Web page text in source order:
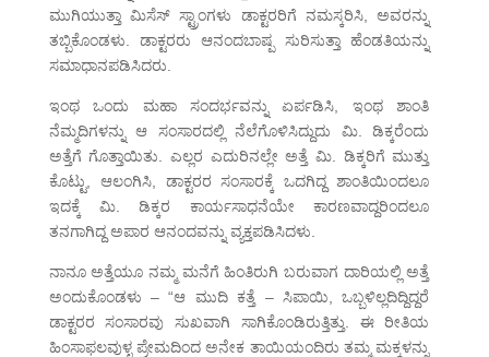
ಮುಗಿಯುತ್ತಾ ಮಿಸೆಸ್ ಸ್ಟ್ರಾಂಗಳು ಡಾಕ್ಟರರಿಗೆ ನಮಸ್ಕರಿಸಿ, ಅವರನ್ನು
ತಬ್ಬಿಕೊಂಡಳು. ಡಾಕ್ಟರರು ಆನಂದಬಾಷ್ಪ ಸುರಿಸುತ್ತಾ ಹೆಂಡತಿಯನ್ನು
ಸಮಾಧಾನಪಡಿಸಿದರು.
ಇಂಥ ಒಂದು ಮಹಾ ಸಂದರ್ಭವನ್ನು ಏರ್ಪಡಿಸಿ, ಇಂಥ ಶಾಂತಿ
ನೆಮ್ಮದಿಗಳನ್ನು ಆ ಸಂಸಾರದಲ್ಲಿ ನೆಲೆಗೊಳಿಸಿದ್ದುದು ಮಿ. ಡಿಕ್ಕರೆಂದು
ಅತ್ತೆಗೆ ಗೊತ್ತಾಯಿತು. ಎಲ್ಲರ ಎದುರಿನಲ್ಲೇ ಅತ್ತೆ ಮಿ. ಡಿಕ್ಕರಿಗೆ ಮುತ್ತು
ಕೊಟ್ಟು, ಆಲಂಗಿಸಿ, ಡಾಕ್ಟರರ ಸಂಸಾರಕ್ಕೆ ಒದಗಿದ್ದ ಶಾಂತಿಯಿಂದಲೂ
ಇದಕ್ಕೆ ಮಿ. ಡಿಕ್ಕರ ಕಾರ್ಯಸಾಧನೆಯೇ ಕಾರಣವಾದ್ದರಿಂದಲೂ
ತನಗಾಗಿದ್ದ ಅಪಾರ ಆನಂದವನ್ನು ವ್ಯಕ್ತಪಡಿಸಿದಳು.
ನಾನೂ ಅತ್ತೆಯೂ ನಮ್ಮ ಮನೆಗೆ ಹಿಂತಿರುಗಿ ಬರುವಾಗ ದಾರಿಯಲ್ಲಿ ಅತ್ತೆ
ಅಂದುಕೊಂಡಳು – “ಆ ಮುದಿ ಕತ್ತೆ – ಸಿಪಾಯಿ, ಒಬ್ಬಳಿಲ್ಲದಿದ್ದಿದ್ದರೆ
ಡಾಕ್ಟರರ ಸಂಸಾರವು ಸುಖವಾಗಿ ಸಾಗಿಕೊಂಡಿರುತ್ತಿತ್ತು. ಈ ರೀತಿಯ
ಹಿಂಸಾಫಲವುಳ್ಳ ಪ್ರೇಮದಿಂದ ಅನೇಕ ತಾಯಿಯಂದಿರು ತಮ್ಮ ಮಕ್ಕಳನ್ನು